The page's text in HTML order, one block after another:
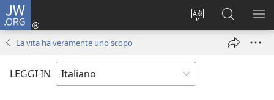
JW.ORG
Modificare
Accedi
(apre
finestra)
Cerca
in
JW.ORG
La vita ha veramente uno scopo
LEGGI IN